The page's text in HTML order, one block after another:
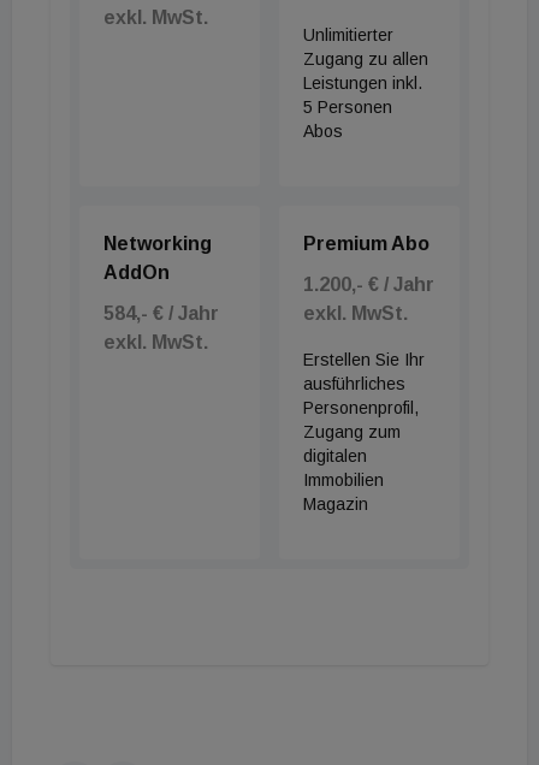
exkl. MwSt.
Unlimitierter
Zugang zu allen
Leistungen inkl.
5 Personen
Abos
Networking
AddOn
584,- € / Jahr
exkl. MwSt.
Premium Abo
1.200,- € / Jahr
exkl. MwSt.
Erstellen Sie Ihr
ausführliches
Personenprofil,
Zugang zum
digitalen
Immobilien
Magazin